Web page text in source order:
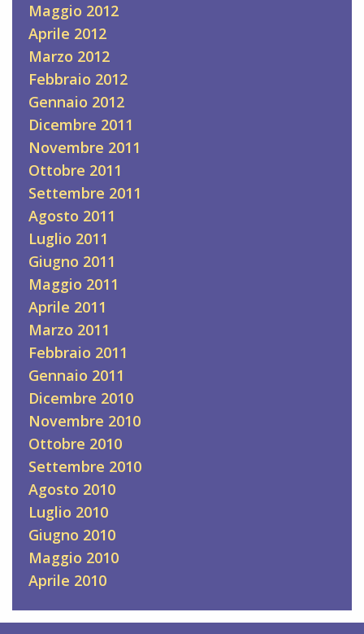
Maggio 2012
Aprile 2012
Marzo 2012
Febbraio 2012
Gennaio 2012
Dicembre 2011
Novembre 2011
Ottobre 2011
Settembre 2011
Agosto 2011
Luglio 2011
Giugno 2011
Maggio 2011
Aprile 2011
Marzo 2011
Febbraio 2011
Gennaio 2011
Dicembre 2010
Novembre 2010
Ottobre 2010
Settembre 2010
Agosto 2010
Luglio 2010
Giugno 2010
Maggio 2010
Aprile 2010